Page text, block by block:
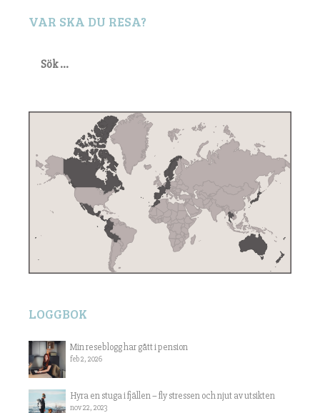
VAR SKA DU RESA?
efter:
LOGGBOK
Min reseblogg har gått i pension
feb 2, 2026
Hyra en stuga i fjällen – fly stressen och njut av utsikten
nov 22, 2023